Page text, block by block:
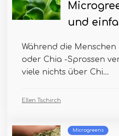
und
Während die Menschen
oder Chia -Sprossen
viele nichts über Chi...
Ellen Tschirch
Microgreens